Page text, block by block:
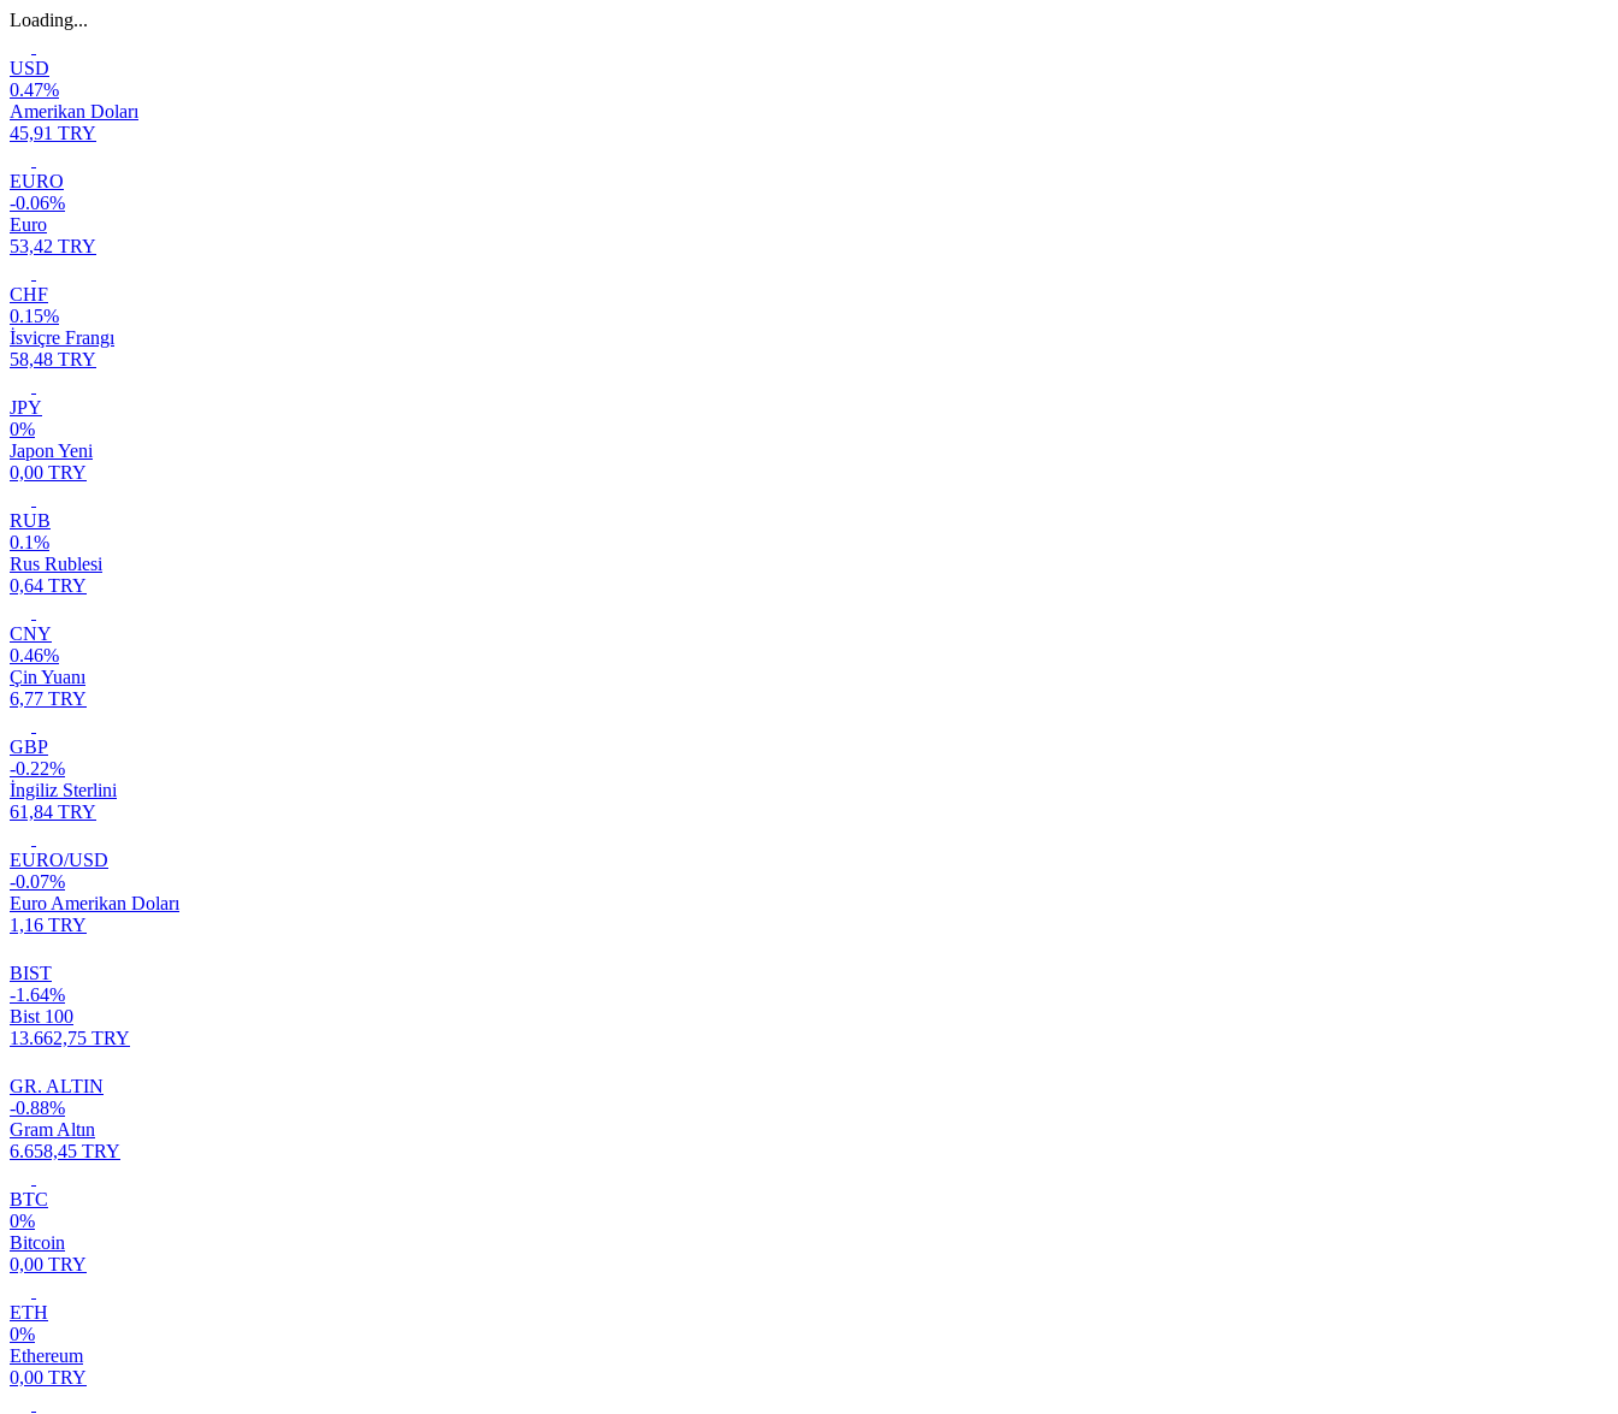
Loading...
USD
0.47%
Amerikan Doları
45,91 TRY
EURO
-0.06%
Euro
53,42 TRY
CHF
0.15%
İsviçre Frangı
58,48 TRY
JPY
0%
Japon Yeni
0,00 TRY
RUB
0.1%
Rus Rublesi
0,64 TRY
CNY
0.46%
Çin Yuanı
6,77 TRY
GBP
-0.22%
İngiliz Sterlini
61,84 TRY
EURO/USD
-0.07%
Euro Amerikan Doları
1,16 TRY
BIST
-1.64%
Bist 100
13.662,75 TRY
GR. ALTIN
-0.88%
Gram Altın
6.658,45 TRY
BTC
0%
Bitcoin
0,00 TRY
ETH
0%
Ethereum
0,00 TRY